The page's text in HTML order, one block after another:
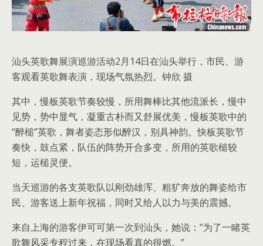
汕头英歌舞展演巡游活动2月14日在汕头举行，市民、游
客观看英歌舞表演，现场气氛热烈。钟欣 摄
其中，慢板英歌节奏较慢，所用舞棒比其他流派长，慢中
见势，势中显气，凝重古朴而又舒展优美，慢板英歌中的
“醉槌”英歌，舞者姿态形似醉汉，别具神韵。快板英歌节
奏快，鼓点紧，队伍的阵势开合多变，所用的英歌槌较
短，运槌灵便。
当天巡游的各支英歌队以刚劲雄浑、粗犷奔放的舞姿给市
民、游客送上新年祝福，同时又给人以力与美的震撼。
来自上海的游客伊可可第一次到汕头，她说：“为了一睹英
歌舞风采专程过来，在现场看真的很燃。”